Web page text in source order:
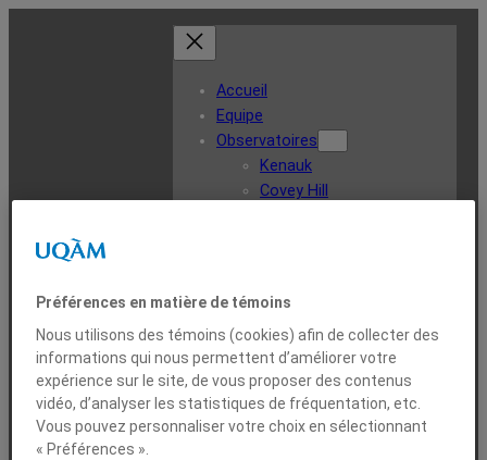
CANO
Accueil
Equipe
Observatoires
Kenauk
Covey Hill
Instrumentation
Ligne du temps
Données
Contact
Préférences en matière de témoins
Nous utilisons des témoins (cookies) afin de collecter des
informations qui nous permettent d’améliorer votre
expérience sur le site, de vous proposer des contenus
vidéo, d’analyser les statistiques de fréquentation, etc.
Vous pouvez personnaliser votre choix en sélectionnant
« Préférences ».